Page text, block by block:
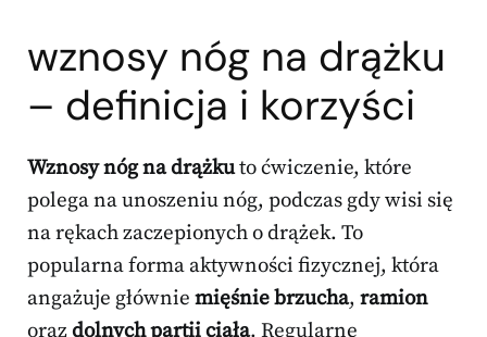
wznosy nóg na drążku
– definicja i korzyści
Wznosy nóg na drążkuto ćwiczenie, które
polega na unoszeniu nóg, podczas gdy wisi się
na rękach zaczepionych o drążek. To
popularna forma aktywności fizycznej, która
angażuje głównie mięśnie brzucha, ramion
orazdolnych partii ciała. Regularne